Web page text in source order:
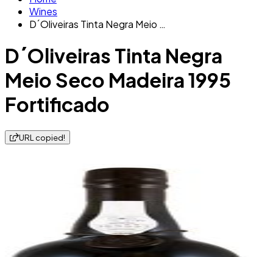
Wines
D´Oliveiras Tinta Negra Meio …
D´Oliveiras Tinta Negra
Meio Seco Madeira 1995
Fortificado
URL copied!